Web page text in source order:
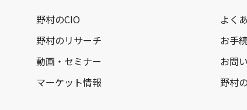
野村のCIO
野村のリサーチ
動画・セミナー
マーケット情報
よく
お手
お問
野村